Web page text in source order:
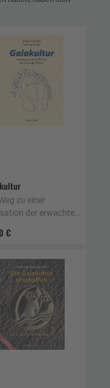
€
zu einer
der erwachten